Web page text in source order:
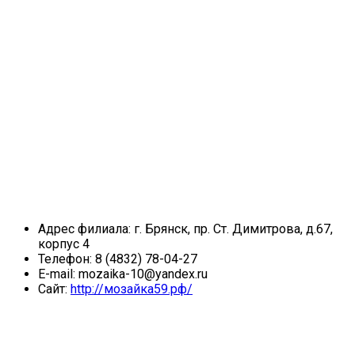
Адрес филиала: г. Брянск, пр. Ст. Димитрова, д.67,
корпус 4
Телефон: 8 (4832) 78-04-27
E-mail: mozaika-10@yandex.ru
Сайт: http://мозайка59.рф/